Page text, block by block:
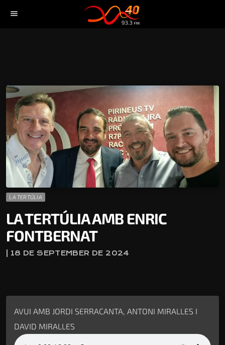
menu
LA TERTÚLIA
LA TERTÚLIA AMB ENRIC
FONTBERNAT
| 18 DE SEPTEMBER DE 2024
AVUI AMB JORDI SERRACANTA, ANTONI MIRALLES I
DAVID MIRALLES